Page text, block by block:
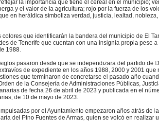
la importancia que tiene el cereal en el municipio;
y el valor de la agricultura; rojo por la fuerza de los
en heráldica simboliza verdad, justicia, lealtad,
colores que identificarán la bandera del municipio de El
de Tenerife que cuentan con una insignia propia pese
1988.
pasaron desde que se independizara del partido de
de expediente en los años 1988, 2000 y 2001 que
que terminaron de concretarse el pasado año
de la Consejería de Administraciones Públicas,
de fecha 26 de abril de 2023 y publicada en el
de 10 de mayo de 2023.
por el Ayuntamiento empezaron años atrás de
del Pino Fuentes de Armas, quien se volcó en realizar